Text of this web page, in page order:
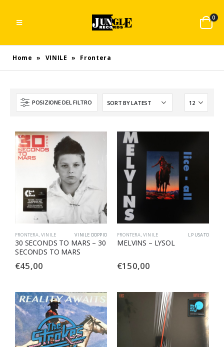
0
Home » VINILE » Frontera
POSIZIONE DEL FILTRO
VINILE DOPPIO
FRONTERA,VINILE
30 SECONDS TO MARS – 30
SECONDS TO MARS
€45,00
LP USATO
FRONTERA,VINILE
MELVINS – LYSOL
€150,00